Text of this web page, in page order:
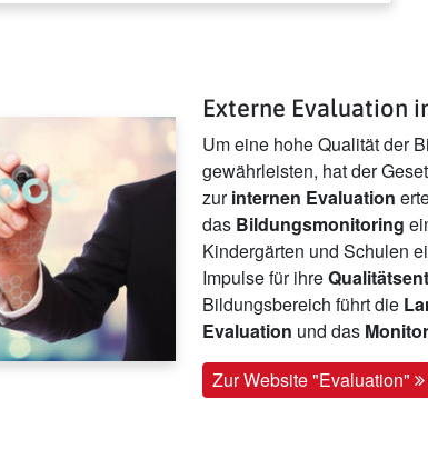
Externe Evaluation
Um eine hohe Qualität der
gewährleisten, hat der
zurinternen Evaluation
das Bildungsmonitoring
Kindergärten und Schulen
Impulse für ihre
Bildungsbereich führt die
Evaluation und das
Zur Website "Evaluation"